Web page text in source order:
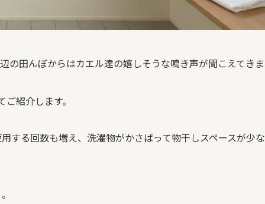
の田んぼからはカエル達の嬉しそうな鳴き声が聞こえてきま
紹介します。
する回数も増え、洗濯物がかさばって物干しスペースが少な